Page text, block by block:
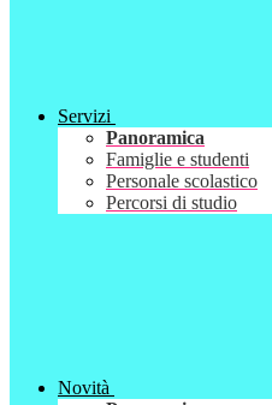
Servizi
Panoramica
Famiglie e studenti
Personale scolastico
Percorsi di studio
Novità